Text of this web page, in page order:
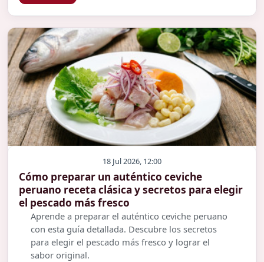
18 Jul 2026, 12:00
Cómo preparar un auténtico ceviche
peruano receta clásica y secretos para elegir
el pescado más fresco
Aprende a preparar el auténtico ceviche peruano
con esta guía detallada. Descubre los secretos
para elegir el pescado más fresco y lograr el
sabor original.